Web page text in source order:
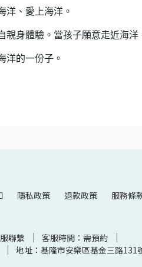
洋、愛上海洋。
親身體驗。當孩子願意走近海洋
洋的一份子。
隱私政策 退款政策 服務條
聯繫
客服時間：需預約
地址：基隆市安樂區基金三路131